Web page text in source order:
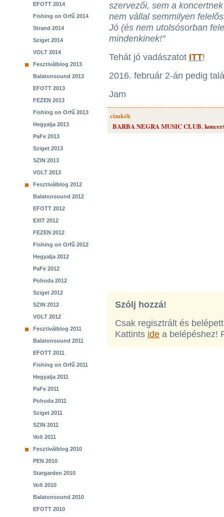
EFOTT 2014
Fishing on Orfű 2014
Strand 2014
Sziget 2014
VOLT 2014
Fesztiválblog 2013
Balatonsound 2013
EFOTT 2013
FEZEN 2013
Fishing on Orfű 2013
Hegyalja 2013
PaFe 2013
Sziget 2013
SZIN 2013
VOLT 2013
Fesztiválblog 2012
Balatonsound 2012
EFOTT 2012
EXIT 2012
FEZEN 2012
Fishing on Orfű 2012
Hegyalja 2012
PaFe 2012
Pohoda 2012
Sziget 2012
SZIN 2012
VOLT 2012
Fesztiválblog 2011
Balatonsound 2011
EFOTT 2011
Fishing on Orfű 2011
Hegyalja 2011
PaFe 2011
Pohoda 2011
Sziget 2011
SZIN 2011
Volt 2011
Fesztiválblog 2010
PEN 2010
Stargarden 2010
Volt 2010
Balatonsound 2010
EFOTT 2010
szervezői, sem a
nem vállal semmilyen
Jó (és nem utolsósorban
mindenkinek!"
Tehát jó vadászatot ITT!
2016. február 2-án pedig
Jam
cimkék
BARBA NEGRA MUSIC CLUB,
Szólj hozzá!
Csak regisztrált és
Kattints ide a belépéshez!